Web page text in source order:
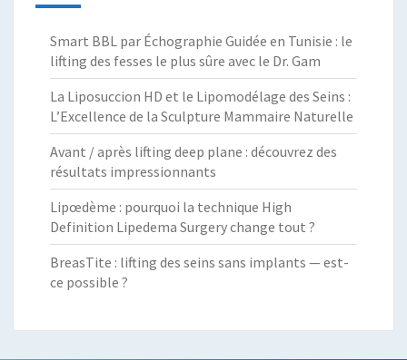
Smart BBL par Échographie Guidée en Tunisie : le
lifting des fesses le plus sûre avec le Dr. Gam
La Liposuccion HD et le Lipomodélage des Seins :
L’Excellence de la Sculpture Mammaire Naturelle
Avant / après lifting deep plane : découvrez des
résultats impressionnants
Lipœdème : pourquoi la technique High
Definition Lipedema Surgery change tout ?
BreasTite : lifting des seins sans implants — est-
ce possible ?